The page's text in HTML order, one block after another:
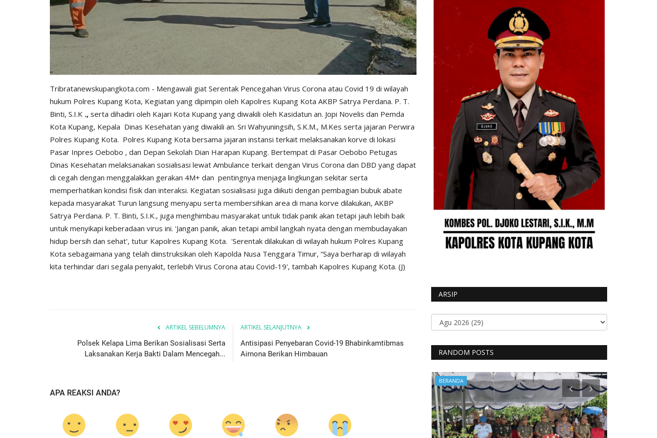
Tribratanewskupangkota.com - Mengawali giat Serentak Pencegahan Virus Corona atau Covid 19 di wilayah
hukum Polres Kupang Kota, Kegiatan yang dipimpin oleh Kapolres Kupang Kota AKBP Satrya Perdana. P. T.
Binti, S.I.K ., serta dihadiri oleh Kajari Kota Kupang yang diwakili oleh Kasidatun an. Jopi Novelis dan Pemda
Kota Kupang, Kepala Dinas Kesehatan yang diwakili an. Sri Wahyuningsih, S.K.M., M.Kes serta jajaran Perwira
Polres Kupang Kota. Polres Kupang Kota bersama jajaran instansi terkait melaksanakan korve di lokasi
Pasar Inpres Oebobo , dan Depan Sekolah Dian Harapan Kupang. Bertempat di Pasar Oebobo Petugas
Dinas Kesehatan melaksanakan sosialisasi lewat Ambulance terkait dengan Virus Corona dan DBD yang dapat
di cegah dengan menggalakkan gerakan 4M+ dan pentingnya menjaga lingkungan sekitar serta
memperhatikan kondisi fisik dan interaksi. Kegiatan sosialisasi juga diikuti dengan pembagian bubuk abate
kepada masyarakat Turun langsung menyapu serta membersihkan area di mana korve dilakukan, AKBP
Satrya Perdana. P. T. Binti, S.I.K., juga menghimbau masyarakat untuk tidak panik akan tetapi jauh lebih baik
untuk menyikapi keberadaan virus ini. 'Jangan panik, akan tetapi ambil langkah nyata dengan membudayakan
hidup bersih dan sehat', tutur Kapolres Kupang Kota. 'Serentak dilakukan di wilayah hukum Polres Kupang
Kota sebagaimana yang telah diinstruksikan oleh Kapolda Nusa Tenggara Timur, “Saya berharap di wilayah
kita terhindar dari segala penyakit, terlebih Virus Corona atau Covid-19', tambah Kapolres Kupang Kota. (J)
ARTIKEL SEBELUMNYA
Polsek Kelapa Lima Berikan Sosialisasi Serta
Laksanakan Kerja Bakti Dalam Mencegah...
ARTIKEL SELANJUTNYA
Antisipasi Penyebaran Covid-19 Bhabinkamtibmas
Airnona Berikan Himbauan
APA REAKSI ANDA?
ARSIP
RANDOM POSTS
BERANDA